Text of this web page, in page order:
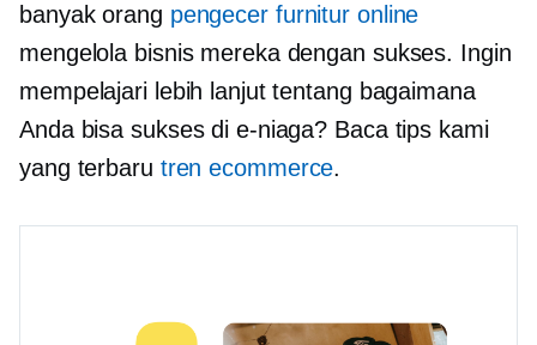
banyak orang pengecer furnitur online
mengelola bisnis mereka dengan sukses. Ingin
mempelajari lebih lanjut tentang bagaimana
Anda bisa sukses di e-niaga? Baca tips kami
yang terbaru tren ecommerce.